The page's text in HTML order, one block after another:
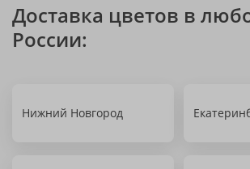
Доставка цветов в
России:
Нижний Новгород